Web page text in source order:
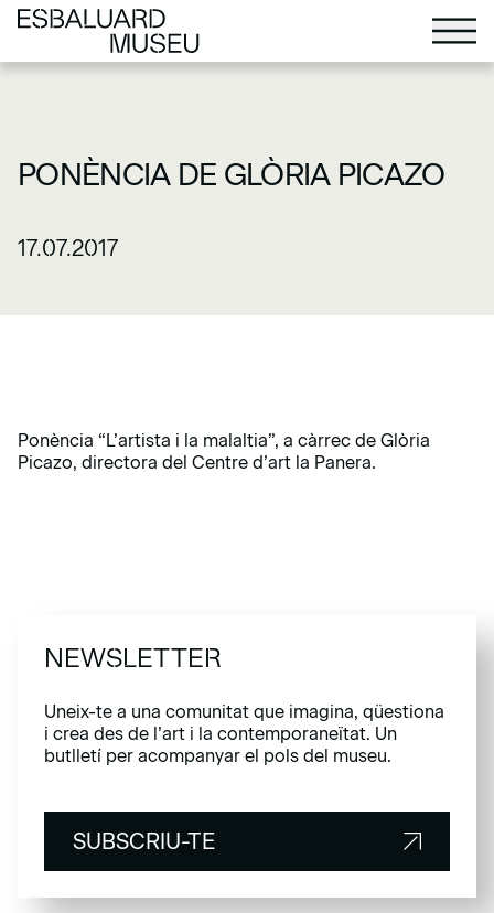
PONÈNCIA DE GLÒRIA PICAZO
17.07.2017
Ponència “L’artista i la malaltia”, a càrrec de Glòria
Picazo, directora del Centre d’art la Panera.
NEWSLETTER
Uneix-te a una comunitat que imagina, qüestiona
i crea des de l’art i la contemporaneïtat. Un
butlletí per acompanyar el pols del museu.
SUBSCRIU-TE
SUBSCRIU-TE